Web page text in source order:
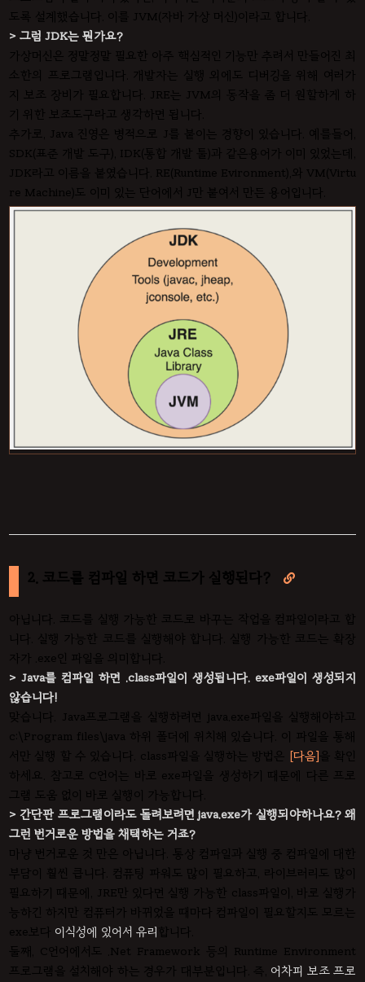
도록 설계했습니다. 이를 JVM(자바 가상 머신)이라고 합니다.
> 그럼 JDK는 뭔가요?
가상머신은 정말정말 필요한 아주 핵심적인 기능만 추려서 만들어진 최
소한의 프로그램입니다. 개발자는 실행 외에도 디버깅을 위해 여러가
지 보조 장비가 필요합니다. JRE는 JVM의 동작을 좀 더 원할하게 하
기 위한 보조도구라고 생각하면 됩니다.
추가로, Java 진영은 병적으로 J를 붙이는 경향이 있습니다. 예를들어,
SDK(표준 개발 도구), IDK(통합 개발 툴)과 같은용어가 이미 있었는데,
JDK라고 이름을 붙였습니다. RE(Runtime Evironment),와 VM(Virtu
re Machine)도 이미 있는 단어에서 J만 붙여서 만든 용어입니다.
2. 코드를 컴파일 하면 코드가 실행된다? 
아닙니다. 코드를 실행 가능한 코드로 바꾸는 작업을 컴파일이라고 합
니다. 실행 가능한 코드를 실행해야 합니다. 실행 가능한 코드는 확장
자가 .exe인 파일을 의미합니다.
> Java를 컴파일 하면 .class파일이 생성됩니다. exe파일이 생성되지
않습니다!
맞습니다. Java프로그램을 실행하려면 java.exe파일을 실행해야하고
c:\Program files\java 하위 폴더에 위치해 있습니다. 이 파일을 통해
서만 실행 할 수 있습니다. class파일을 실행하는 방법은 [다음]을 확인
하세요. 참고로 C언어는 바로 exe파일을 생성하기 때문에 다른 프로
그램 도움 없이 바로 실행이 가능합니다.
> 간단판 프로그램이라도 돌려보려면 java.exe가 실행되야하나요? 왜
그런 번거로운 방법을 채택하는 거죠?
마냥 번거로운 것 만은 아닙니다. 통상 컴파일과 실행 중 컴파일에 대한
부담이 훨씬 큽니다. 컴퓨팅 파워도 많이 필요하고, 라이브러리도 많이
필요하기 때문에, JRE만 있다면 실행 가능한 class파일이, 바로 실행가
능하긴 하지만 컴퓨터가 바뀌었을 때마다 컴파일이 필요할지도 모르는
exe보다 이식성에 있어서 유리 합니다.
둘째, C언어에서도 .Net Framework 등의 Runtime Environment
프로그램을 설치해야 하는 경우가 대부분입니다. 즉, 어차피 보조 프로